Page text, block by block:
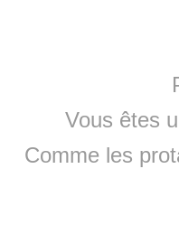
Vous êtes
Comme les